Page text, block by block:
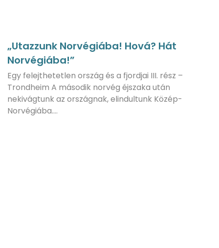
„Utazzunk Norvégiába! Hová? Hát
Norvégiába!”
Egy felejthetetlen ország és a fjordjai III. rész –
Trondheim A második norvég éjszaka után
nekivágtunk az országnak, elindultunk Közép-
Norvégiába.…